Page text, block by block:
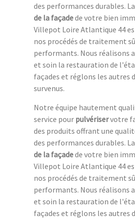
des performances durables. La
de la façadede votre bien
Villepot Loire Atlantique 44
nos procédés de traitement
performants. Nous réalisons
et soin la restauration de
façades et réglons les autres
survenus.
Notre équipe hautement
service pour pulvériservotre
des produits offrant une
des performances durables. La
de la façadede votre bien
Villepot Loire Atlantique 44
nos procédés de traitement
performants. Nous réalisons
et soin la restauration de
façades et réglons les autres